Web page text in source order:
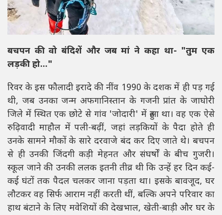
बचपन की वो बंदिशें और जब मां ने कहा था- "तुम एक
लड़की हो..."
रिवर के इस फौलादी इरादे की नींव 1990 के दशक में ही पड़ गई
थी, जब उनका जन्म अफगानिस्तान के गजनी प्रांत के जाघोरी
जिले में स्थित एक छोटे से गांव 'जोदारी' में हुआ था। वह एक ऐसे
रुढ़िवादी माहौल में पली-बढ़ीं, जहां लड़कियों के पैदा होते ही
उनके सामने मौकों के सारे दरवाजे बंद कर दिए जाते थे। बचपन
से ही उनकी जिंदगी कड़ी मेहनत और संघर्षों के बीच गुजरी।
स्कूल जाने की उनकी ललक इतनी तीव्र थी कि उन्हें हर दिन कई-
कई घंटों तक पैदल चलकर जाना पड़ता था। इसके बावजूद, घर
लौटकर वह सिर्फ आराम नहीं करती थीं, बल्कि अपने परिवार का
हाथ बंटाने के लिए मवेशियों की देखभाल, खेती-बाड़ी और घर के